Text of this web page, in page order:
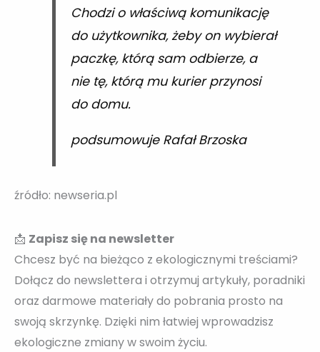
Chodzi o właściwą komunikację
do użytkownika, żeby on wybierał
paczkę, którą sam odbierze, a
nie tę, którą mu kurier przynosi
do domu.
podsumowuje Rafał Brzoska
źródło: newseria.pl
📩 Zapisz się na newsletter
Chcesz być na bieżąco z ekologicznymi treściami?
Dołącz do newslettera i otrzymuj artykuły, poradniki
oraz darmowe materiały do pobrania prosto na
swoją skrzynkę. Dzięki nim łatwiej wprowadzisz
ekologiczne zmiany w swoim życiu.